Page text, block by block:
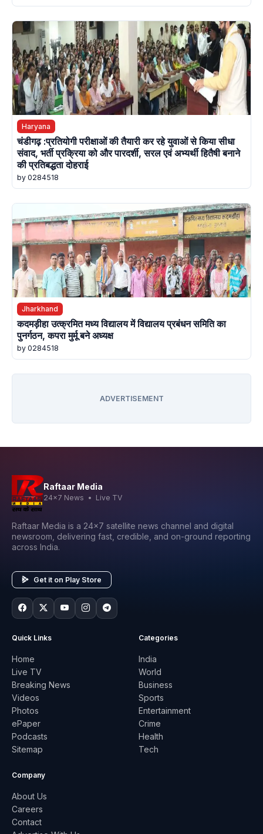
Haryana
चंडीगढ़ :प्रतियोगी परीक्षाओं की तैयारी कर रहे युवाओं से किया सीधा
संवाद, भर्ती प्रक्रिया को और पारदर्शी, सरल एवं अभ्यर्थी हितैषी बनाने
की प्रतिबद्धता दोहराई
by 0284518
Jharkhand
कदमड़ीहा उत्क्रमित मध्य विद्यालय में विद्यालय प्रबंधन समिति का
पुनर्गठन, कपरा मुर्मू बने अध्यक्ष
by 0284518
ADVERTISEMENT
Raftaar Media
24x7 News • Live TV
Raftaar Media is a 24x7 satellite news channel and digital
newsroom, delivering fast, credible, and on-ground reporting
across India.
Get it on Play Store
Quick Links
Home
Live TV
Breaking News
Videos
Photos
ePaper
Podcasts
Sitemap
Categories
India
World
Business
Sports
Entertainment
Crime
Health
Tech
Company
About Us
Careers
Contact